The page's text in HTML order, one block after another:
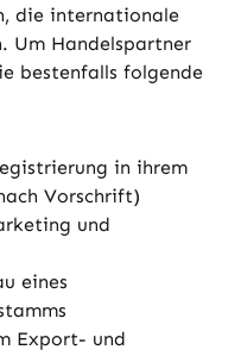
die internationale
Um Handelspartner
bestenfalls folgende
in ihrem
Vorschrift)
und
eines
Export- und